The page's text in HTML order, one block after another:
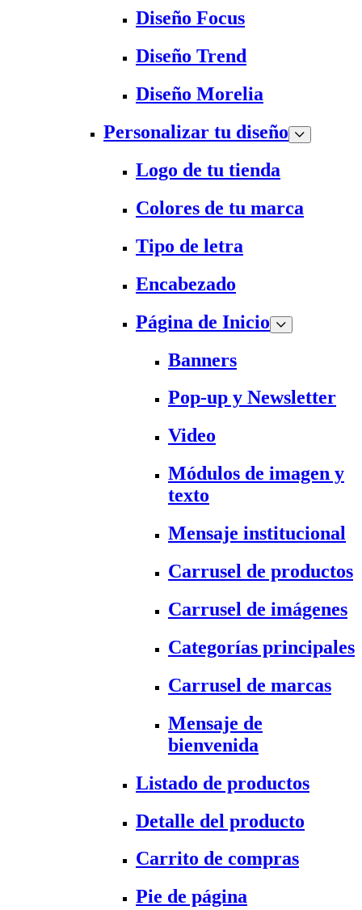
Diseño Focus
Diseño Trend
Diseño Morelia
Personalizar tu diseño
Logo de tu tienda
Colores de tu marca
Tipo de letra
Encabezado
Página de Inicio
Banners
Pop-up y Newsletter
Video
Módulos de imagen y
texto
Mensaje institucional
Carrusel de productos
Carrusel de imágenes
Categorías principales
Carrusel de marcas
Mensaje de
bienvenida
Listado de productos
Detalle del producto
Carrito de compras
Pie de página